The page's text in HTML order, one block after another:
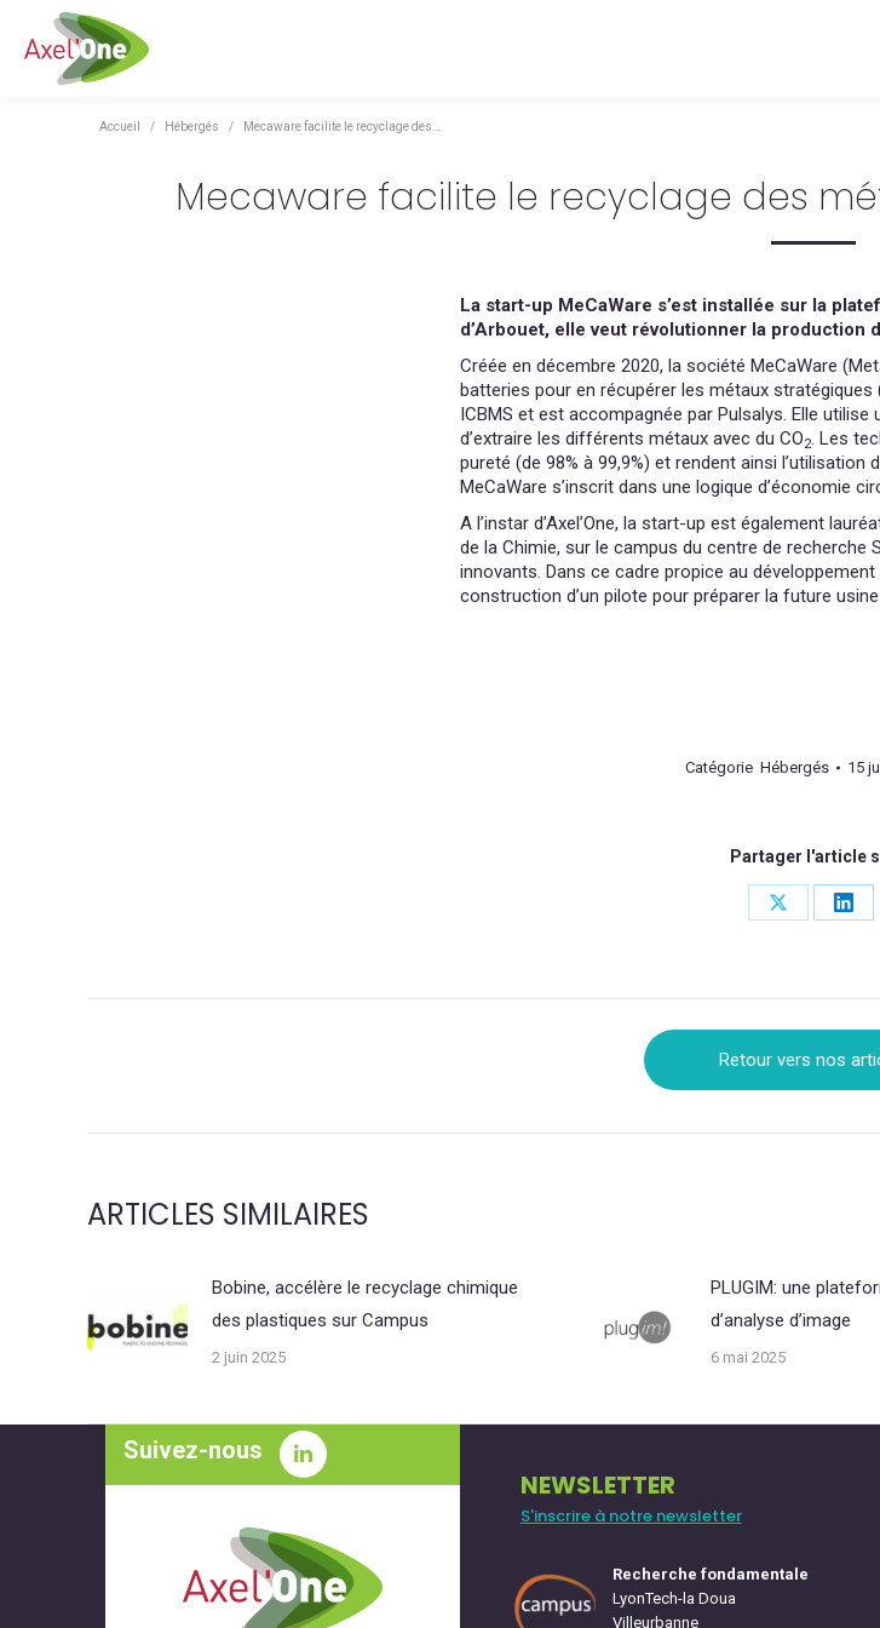
Vous êtes ici :
Accueil Hébergés Mecaware facilite le recyclage des…
Mecaware facilite le recyclage des
La start-up MeCaWare s’est installée sur la
d’Arbouet, elle veut révolutionner la
Créée en décembre 2020, la société MeCaWare
batteries pour en récupérer les métaux
ICBMS et est accompagnée par Pulsalys. Elle
d’extraire les différents métaux avec du CO2. Les
pureté (de 98% à 99,9%) et rendent ainsi
MeCaWare s’inscrit dans une logique d’économie
A l’instar d’Axel’One, la start-up est également
de la Chimie, sur le campus du centre de recherche
innovants. Dans ce cadre propice au
construction d’un pilote pour préparer la future
Catégorie Hébergés 15
Partager l'article
Share
Share
COMMENTAIRE
Retour vers nos
ARTICLES SIMILAIRES
Bobine, accélère le recyclage chimique
des plastiques sur Campus
2 juin 2025
PLUGIM: une
d’analyse d’image
6 mai 2025
Suivez-nous
NEWSLETTER
S'inscrire à notre newsletter
Recherche fondamentale
LyonTech-la Doua
Villeurbanne